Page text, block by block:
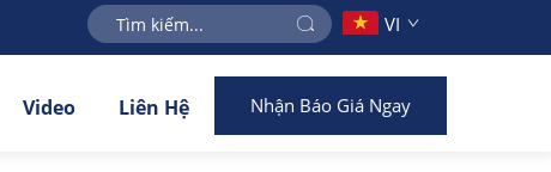
VI
Video Liên Hệ Nhận Báo Giá Ngay